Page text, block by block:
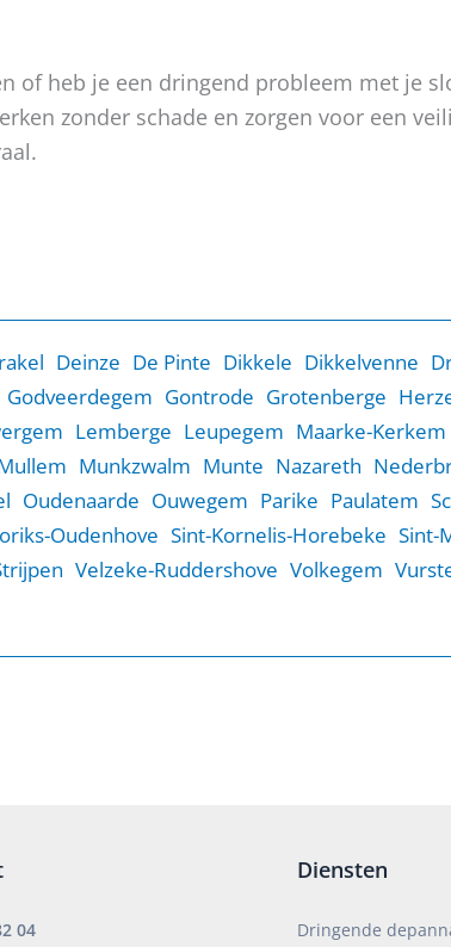
of heb je een dringend probleem met je
zonder schade en zorgen voor een
Deinze De Pinte Dikkele Dikkelvenne
Godveerdegem Gontrode Grotenberge
Lemberge Leupegem Maarke-Kerkem
Munkzwalm Munte Nazareth
Oudenaarde Ouwegem Parike Paulatem
Oudenhove Sint-Kornelis-Horebeke Sint-
Velzeke-Ruddershove Volkegem
04
Diensten
Dringende